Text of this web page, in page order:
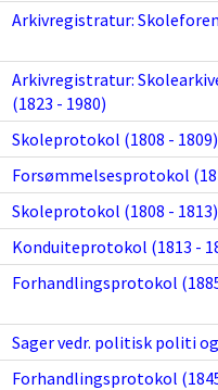
Arkivregistratur:
Arkivregistratur:
(1823 - 1980)
Skoleprotokol (1808 - 1809)
Forsømmelsesprotokol
Skoleprotokol (1808 - 1813)
Konduiteprotokol (1813 -
Forhandlingsprotokol
Sager vedr. politisk politi
Forhandlingsprotokol